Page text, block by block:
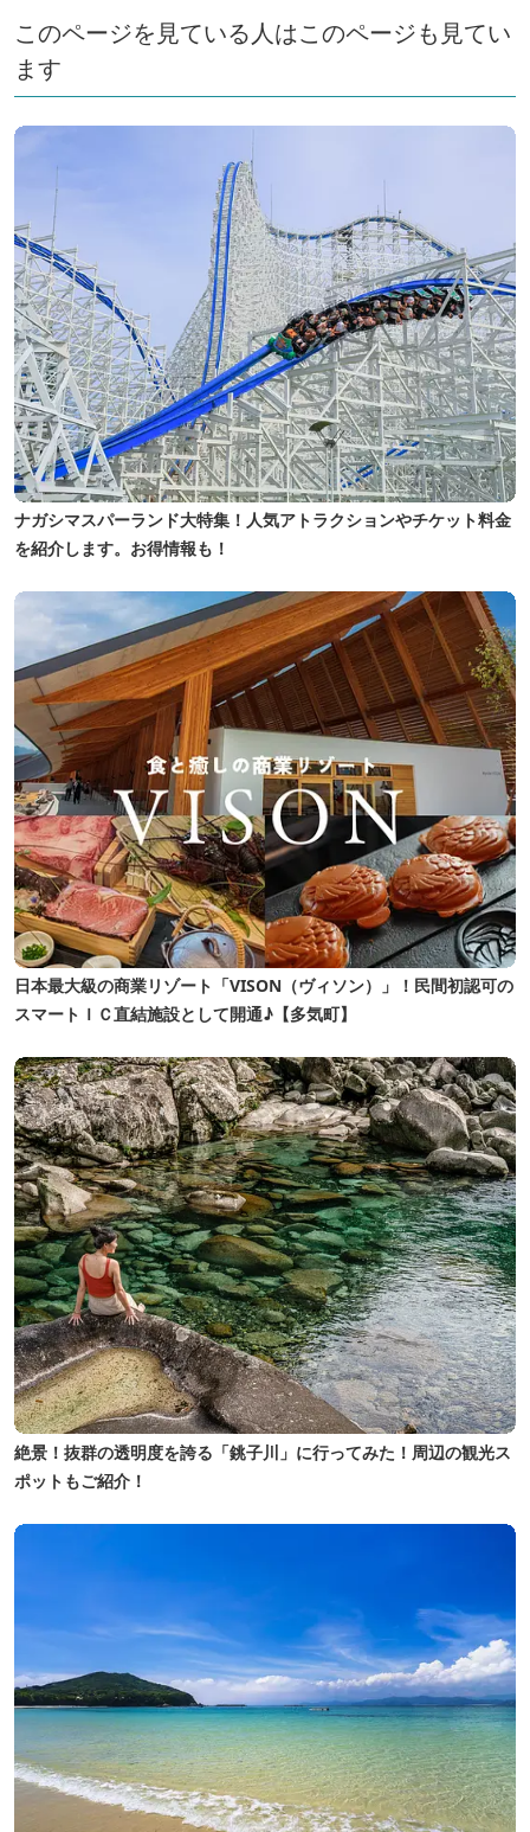
このページを見ている人はこのページも見てい
ます
ナガシマスパーランド大特集！人気アトラクションやチケット料金
を紹介します。お得情報も！
日本最大級の商業リゾート「VISON（ヴィソン）」！民間初認可の
スマートＩＣ直結施設として開通♪【多気町】
絶景！抜群の透明度を誇る「銚子川」に行ってみた！周辺の観光ス
ポットもご紹介！